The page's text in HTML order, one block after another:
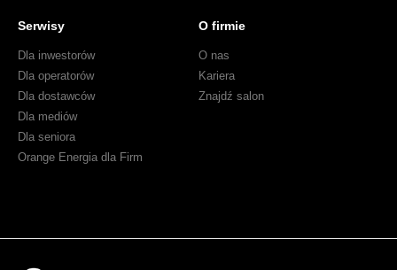
Serwisy
Dla inwestorów
Dla operatorów
Dla dostawców
Dla mediów
Dla seniora
Orange Energia dla Firm
O firmie
O nas
Kariera
Znajdź salon